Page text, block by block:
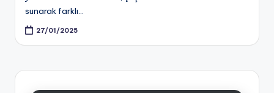
sunarak farklı…
27/01/2025